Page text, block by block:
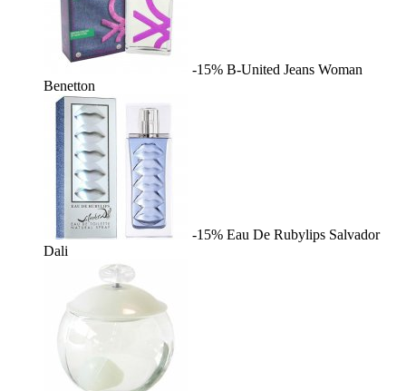
-15% B-United Jeans Woman
Benetton
-15% Eau De Rubylips Salvador
Dali